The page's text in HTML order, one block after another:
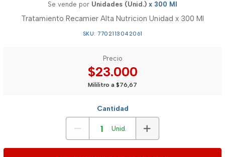
Se vende por Unidades (Unid.) x 300 Ml
Tratamiento Recamier Alta Nutricion Unidad x 300 Ml
SKU: 7702113042061
Precio
$23.000
Mililitro a $76,67
Cantidad
Unid.